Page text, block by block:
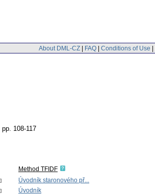
About DML-CZ | FAQ | Conditions of Use |
pp. 108-117
Method TFIDF
Úvodník staronového př...
Úvodník